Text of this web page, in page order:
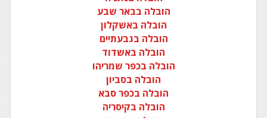
הובלה בבאר שבע
הובלה באשקלון
הובלה בגבעתיים
הובלה באשדוד
הובלה בכפר שמריהו
הובלה בסביון
הובלה בכפר סבא
הובלה בקיסריה